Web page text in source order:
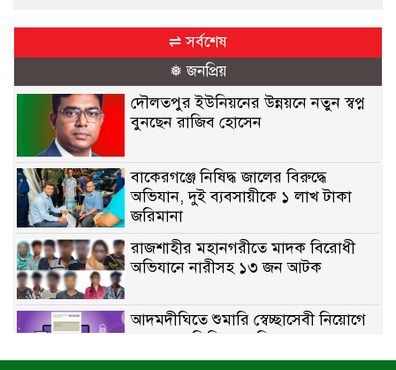
⇌ সর্বশেষ
❅ জনপ্রিয়
দৌলতপুর ইউনিয়নের উন্নয়নে নতুন স্বপ্ন
বুনছেন রাজিব হোসেন
বাকেরগঞ্জে নিষিদ্ধ জালের বিরুদ্ধে
অভিযান, দুই ব্যবসায়ীকে ১ লাখ টাকা
জরিমানা
রাজশাহীর মহানগরীতে মাদক বিরোধী
অভিযানে নারীসহ ১৩ জন আটক
আদমদীঘিতে শুমারি স্বেচ্ছাসেবী নিয়োগে
যোগ্যতার ভিত্তিতে তালিকা প্রকাশ;
নির্বাচিতদের আ.লীগ ট্যাগে প্রচারণা